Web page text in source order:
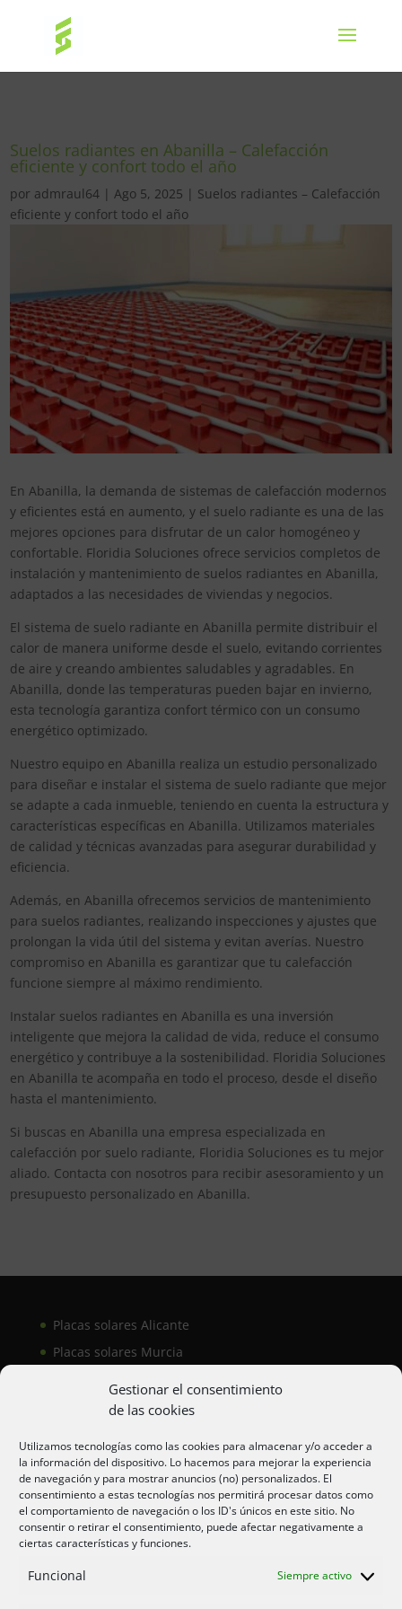
Gestionar el consentimiento
de las cookies
Utilizamos tecnologías como las cookies para almacenar y/o acceder a
la información del dispositivo. Lo hacemos para mejorar la experiencia
de navegación y para mostrar anuncios (no) personalizados. El
consentimiento a estas tecnologías nos permitirá procesar datos como
el comportamiento de navegación o los ID's únicos en este sitio. No
consentir o retirar el consentimiento, puede afectar negativamente a
ciertas características y funciones.
Funcional Siempre activo
Suelos radiantes en Abanilla – Calefacción
eficiente y confort todo el año
por admraul64 |Ago 5, 2025 | Suelos radiantes – Calefacción
eficiente y confort todo el año
En Abanilla, la demanda de sistemas de calefacción modernos
y eficientes está en aumento, y el suelo radiante es una de las
mejores opciones para disfrutar de un calor homogéneo y
confortable. Floridia Soluciones ofrece servicios completos de
instalación y mantenimiento de suelos radiantes en Abanilla,
adaptados a las necesidades de viviendas y negocios.
El sistema de suelo radiante en Abanilla permite distribuir el
calor de manera uniforme desde el suelo, evitando corrientes
de aire y creando ambientes saludables y agradables. En
Abanilla, donde las temperaturas pueden bajar en invierno,
esta tecnología garantiza confort térmico con un consumo
energético optimizado.
Nuestro equipo en Abanilla realiza un estudio personalizado
para diseñar e instalar el sistema de suelo radiante que mejor
se adapte a cada inmueble, teniendo en cuenta la estructura y
características específicas en Abanilla. Utilizamos materiales
de calidad y técnicas avanzadas para asegurar durabilidad y
eficiencia.
Además, en Abanilla ofrecemos servicios de mantenimiento
para suelos radiantes, realizando inspecciones y ajustes que
prolongan la vida útil del sistema y evitan averías. Nuestro
compromiso en Abanilla es garantizar que tu calefacción
funcione siempre al máximo rendimiento.
Instalar suelos radiantes en Abanilla es una inversión
inteligente que mejora la calidad de vida, reduce el consumo
energético y contribuye a la sostenibilidad. Floridia Soluciones
en Abanilla te acompaña en todo el proceso, desde el diseño
hasta el mantenimiento.
Si buscas en Abanilla una empresa especializada en
calefacción por suelo radiante, Floridia Soluciones es tu mejor
aliado. Contacta con nosotros para recibir asesoramiento y un
presupuesto personalizado en Abanilla.
Placas solares Alicante
Placas solares Murcia
Aire acondicionado Alicante
Aire acondicionador Murcia
Aire acondicionado San Juan